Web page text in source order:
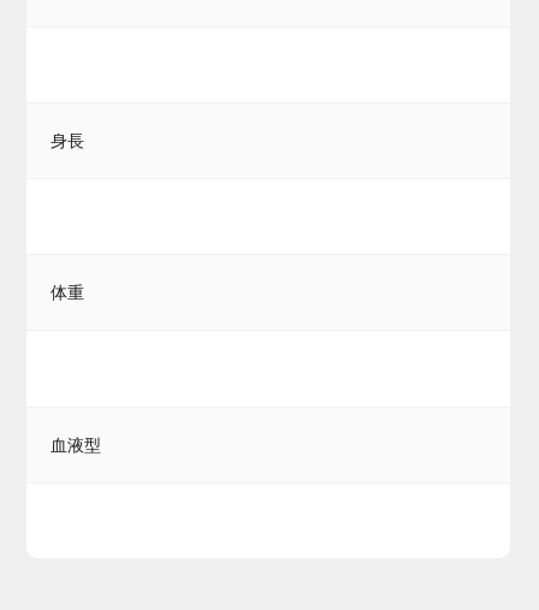
身長
体重
血液型